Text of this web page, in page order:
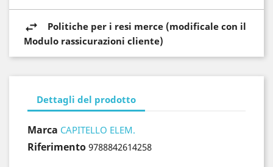
Politiche per i resi merce (modificale con il
Modulo rassicurazioni cliente)
Dettagli del prodotto
Marca CAPITELLO ELEM.
Riferimento 9788842614258